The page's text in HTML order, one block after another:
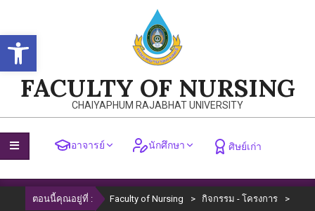
Open toolbar
content
FACULTY OF NURSING
CHAIYAPHUM RAJABHAT UNIVERSITY
อาจารย์ นักศึกษา ศิษย์เก่า
Primary
Navigationตอนนี้คุณอยู่ที่ : Faculty of Nursing > กิจกรรม - โครงการ >